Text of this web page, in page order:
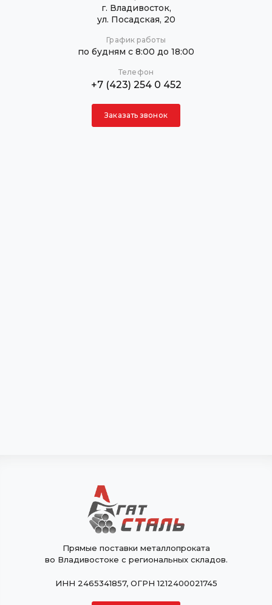
г. Владивосток,
ул. Посадская, 20
График работы
по будням с 8:00 до 18:00
Телефон
+7 (423) 254 0 452
Заказать звонок
Прямые поставки металлопроката
во Владивостоке с региональных складов.
ИНН 2465341857, ОГРН 1212400021745